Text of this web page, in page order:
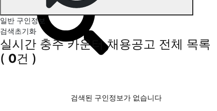
일반 구인정보
검색초기화
실시간 충주 카운터 채용공고 전체 목록
( 0건 )
검색된 구인정보가 없습니다